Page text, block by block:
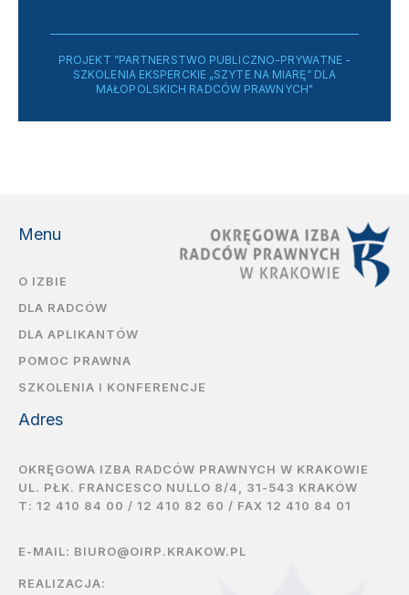
PROJEKT ”PARTNERSTWO PUBLICZNO-PRYWATNE -
SZKOLENIA EKSPERCKIE „SZYTE NA MIARĘ” DLA
MAŁOPOLSKICH RADCÓW PRAWNYCH"
Menu
O IZBIE
DLA RADCÓW
DLA APLIKANTÓW
POMOC PRAWNA
SZKOLENIA I KONFERENCJE
Adres
OKRĘGOWA IZBA RADCÓW PRAWNYCH W KRAKOWIE
UL. PŁK. FRANCESCO NULLO 8/4, 31-543 KRAKÓW
T: 12 410 84 00 / 12 410 82 60 / FAX 12 410 84 01
E-MAIL: BIURO@OIRP.KRAKOW.PL
REALIZACJA: